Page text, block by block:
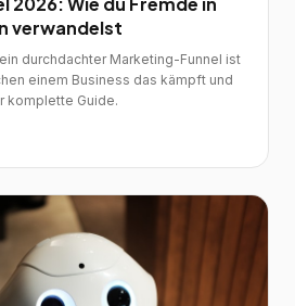
verwandelst
ein durchdachter Marketing-Funnel ist
einem Business das kämpft und
komplette Guide.